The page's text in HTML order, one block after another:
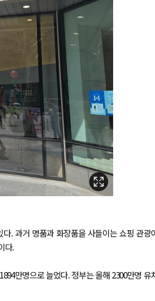
. 과거 명품과 화장품을 사들이는 쇼핑 관광
다.
만명으로 늘었다. 정부는 올해 2300만명 유